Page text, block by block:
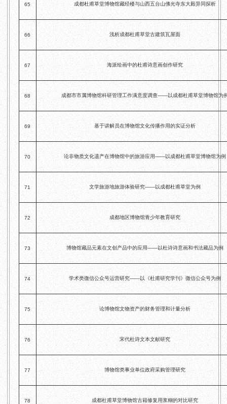
65 成都杜甫草堂博物馆藏经楼与山西五台山佛光寺东大殿异同探析
66 浅析成都杜甫草堂古建筑瓦屋面
67 海派绘画中的杜甫诗意画创作研究
68 成都市市属博物馆科研管理工作满意度调查——以成都杜甫草堂博物馆为
69 基于讲解员在博物馆文化传播作用的实证分析
70 论非物质文化遗产在博物馆中的旅游应用——以成都杜甫草堂博物馆为例
71 文学旅游地旅游体验研究——以成都杜甫草堂为例
72 成都地区博物馆青少年教育研究
73 博物馆藏品元素在文创产品中的应用——以杜诗诗意画和书法藏品为例
74 学术类微信公众号运营研究——以《杜甫研究学刊》微信公众号为例
75 论博物馆文物资产的财务管理和计量分析
76 宋代杜诗文本文献研究
77 博物馆类事业单位政府采购管理研究
78 成都杜甫草堂博物馆古籍修复用浆糊的对比研究